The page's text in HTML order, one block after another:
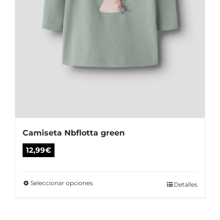
de
Camiseta Nbflotta green
12,99€
Seleccionar opcionesEste
Detalles